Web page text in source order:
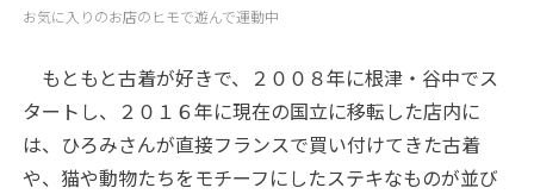
お気に入りのお店のヒモで遊んで運動中
もともと古着が好きで、２００８年に根津・谷中でス
タートし、２０１６年に現在の国立に移転した店内に
は、ひろみさんが直接フランスで買い付けてきた古着
や、猫や動物たちをモチーフにしたステキなものが並び